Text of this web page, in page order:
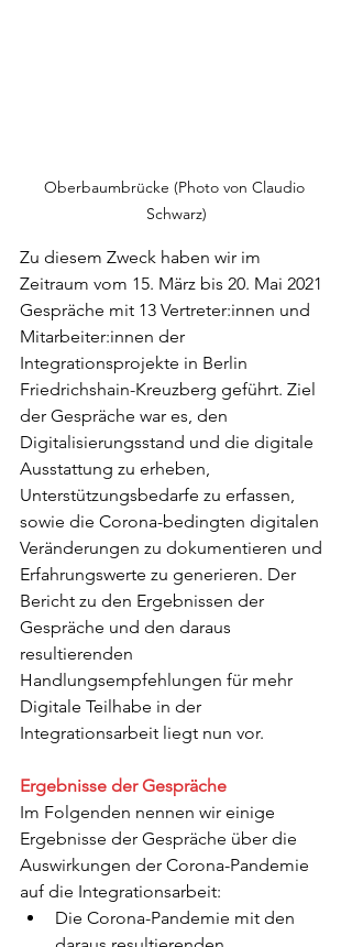
Oberbaumbrücke (Photo von Claudio
Schwarz)
Zu diesem Zweck haben wir im
Zeitraum vom 15. März bis 20. Mai 2021
Gespräche mit 13 Vertreter:innen und
Mitarbeiter:innen der
Integrationsprojekte in Berlin
Friedrichshain-Kreuzberg geführt. Ziel
der Gespräche war es, den
Digitalisierungsstand und die digitale
Ausstattung zu erheben,
Unterstützungsbedarfe zu erfassen,
sowie die Corona-bedingten digitalen
Veränderungen zu dokumentieren und
Erfahrungswerte zu generieren. Der
Bericht zu den Ergebnissen der
Gespräche und den daraus
resultierenden
Handlungsempfehlungen für mehr
Digitale Teilhabe in der
Integrationsarbeit liegt nun vor.
Ergebnisse der Gespräche
Im Folgenden nennen wir einige
Ergebnisse der Gespräche über die
Auswirkungen der Corona-Pandemie
auf die Integrationsarbeit:
Die Corona-Pandemie mit den